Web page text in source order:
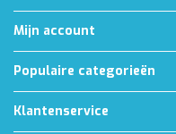
Mijn account
Populaire categorieën
Klantenservice